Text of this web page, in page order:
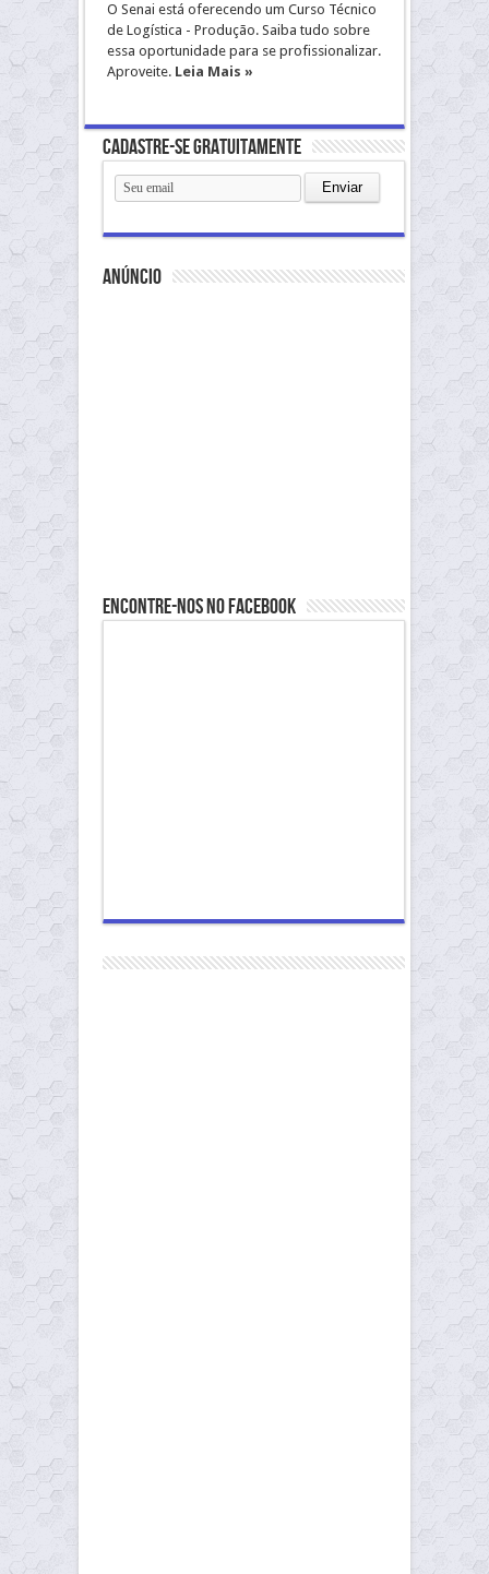
O Senai está oferecendo um Curso Técnico
de Logística - Produção. Saiba tudo sobre
essa oportunidade para se profissionalizar.
Aproveite. Leia Mais »
Cadastre-se gratuitamente
anúncio
Encontre-nos no Facebook